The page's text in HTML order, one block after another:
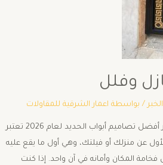
وفلل
/ بواسطة اعمار الشرقية للمقاولات
حداد أبواب منازل وفلل | اختيار أفضل تصاميم أبواب الحديد لعام 2026 ​تعتبر
عن منزلك أو فيلتك، وهي أول ما يقع عليه
المكان وأمانه في آن واحد. إذا كنت